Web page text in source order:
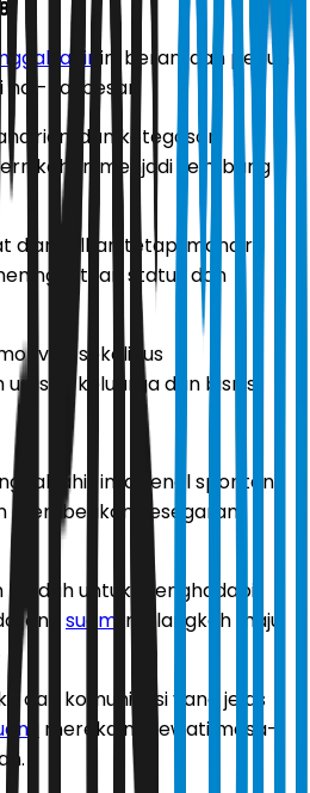
lahir ini berani dan penuh
hal besar.
dan ketegasan
menjadi seimbang
diandalkan tetapi mandiri,
status dan
sekaligus
keluarga dan bisnis.
lahir ini dikenal spontan,
memberikan kesegaran
untuk menghadapi
suami melangkah maju
dan komunikasi yang jelas
mereka melewati masa-